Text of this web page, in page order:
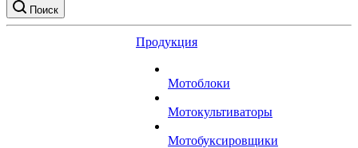
Поиск
Продукция
Мотоблоки
Мотокультиваторы
Мотобуксировщики